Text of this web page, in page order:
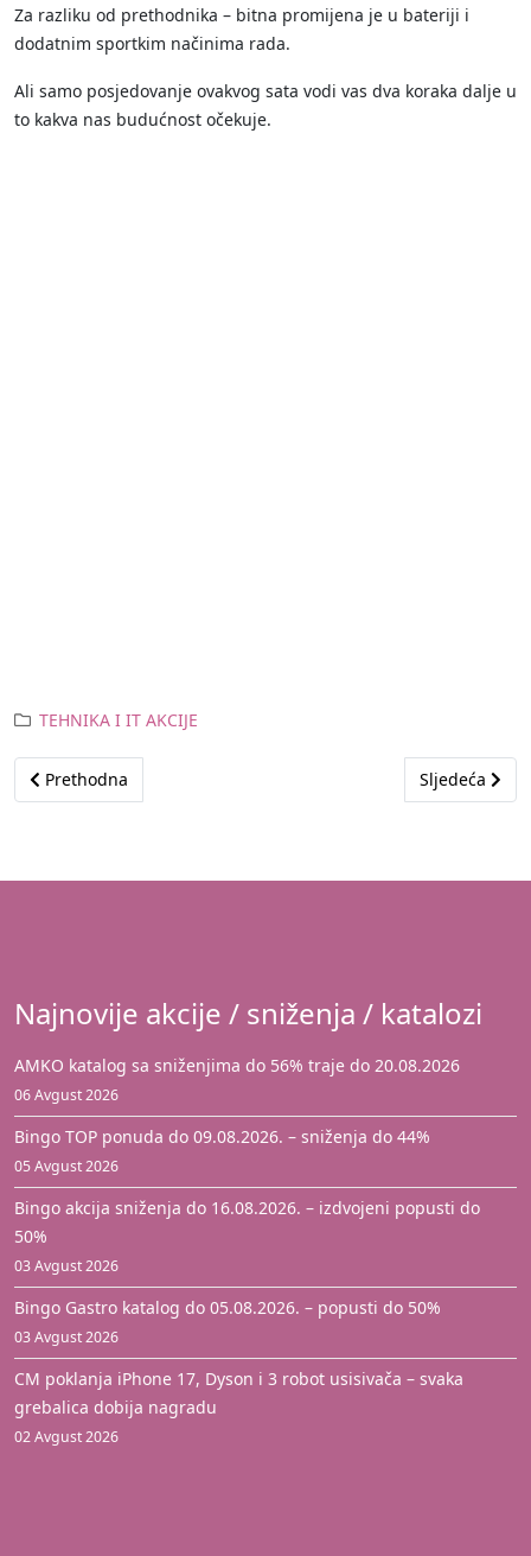
Za razliku od prethodnika – bitna promijena je u bateriji i
dodatnim sportkim načinima rada.
Ali samo posjedovanje ovakvog sata vodi vas dva koraka dalje u
to kakva nas budućnost očekuje.
TEHNIKA I IT AKCIJE
Prethodni članak: RECENZIJA: Huawei P30 Lite
Prethodna Sljedeći
Sljedeća
Najnovije akcije / sniženja / katalozi
AMKO katalog sa sniženjima do 56% traje do 20.08.2026
06 Avgust 2026
Bingo TOP ponuda do 09.08.2026. – sniženja do 44%
05 Avgust 2026
Bingo akcija sniženja do 16.08.2026. – izdvojeni popusti do
50%
03 Avgust 2026
Bingo Gastro katalog do 05.08.2026. – popusti do 50%
03 Avgust 2026
CM poklanja iPhone 17, Dyson i 3 robot usisivača – svaka
grebalica dobija nagradu
02 Avgust 2026